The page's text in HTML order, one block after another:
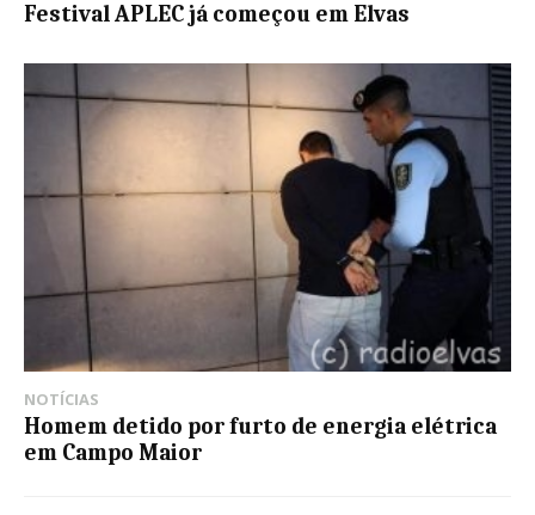
Festival APLEC já começou em Elvas
NOTÍCIAS
Homem detido por furto de energia elétrica
em Campo Maior